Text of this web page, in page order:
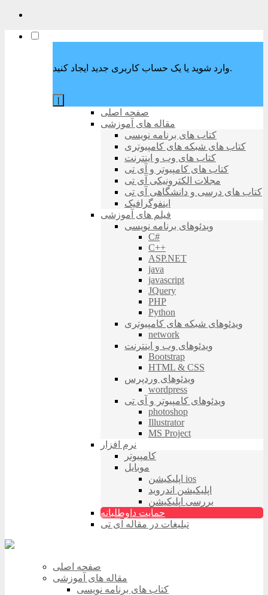
وارد شوید یا یک حساب کاربری جدید ایجاد کنید.
صفحه اصلی
مقاله های آموزشی
کتاب های برنامه نویسی
کتاب های شبکه های کامپیوتری
کتاب های وب و اینترنت
کتاب های کامپیوتر و آی تی
مجلات الکترونیکی آی تی
کتاب های درسی و دانشگاهی آی تی
اینفوگرافیک
فیلم های آموزشی
ویدئوهای برنامه نویسی
C#
C++
ASP.NET
java
javascript
JQuery
PHP
Python
ویدئوهای شبکه های کامپیوتری
network
ویدئوهای وب و اینترنت
Bootstrap
HTML & CSS
ویدئوهای وردپرس
wordpress
ویدئوهای کامپیوتر و آی تی
photoshop
Illustrator
MS Project
نرم افزار
کامپیوتر
موبایل
اپلیکیشن ios
اپلیکیشن اندروید
بررسی اپلیکیشن
حمایت داوطلبانه
تبلیغات در مقاله آی تی
صفحه اصلی
مقاله های آموزشی
کتاب های برنامه نویسی